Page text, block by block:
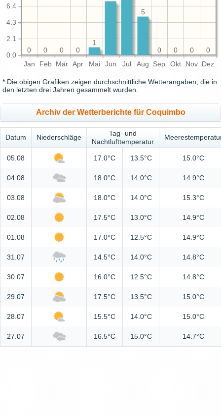
Jan Feb Mär Apr Mai Jun Jul Aug Sep Okt Nov Dez
0.0
2.1
4.3
6.4
0
0
0
0
5
1
0
0
0
0
* Die obigen Grafiken zeigen durchschnittliche Wetterangaben, die in
den letzten drei Jahren gesammelt wurden.
Archiv der Wetterberichte für Coquimbo
Datum Niederschläge
Tag- und
Nachtlufttemperatur
05.08 17.0°C 13.5°C 15.0°C
04.08 18.0°C 14.0°C 14.9°C
03.08 18.0°C 14.0°C 15.3°C
02.08 17.5°C 13.0°C 14.9°C
01.08 17.0°C 12.5°C 14.9°C
31.07 14.5°C 14.0°C 14.8°C
30.07 16.0°C 12.5°C 14.8°C
29.07 17.5°C 13.5°C 15.0°C
28.07 15.5°C 14.0°C 15.0°C
27.07 16.5°C 15.0°C 14.7°C